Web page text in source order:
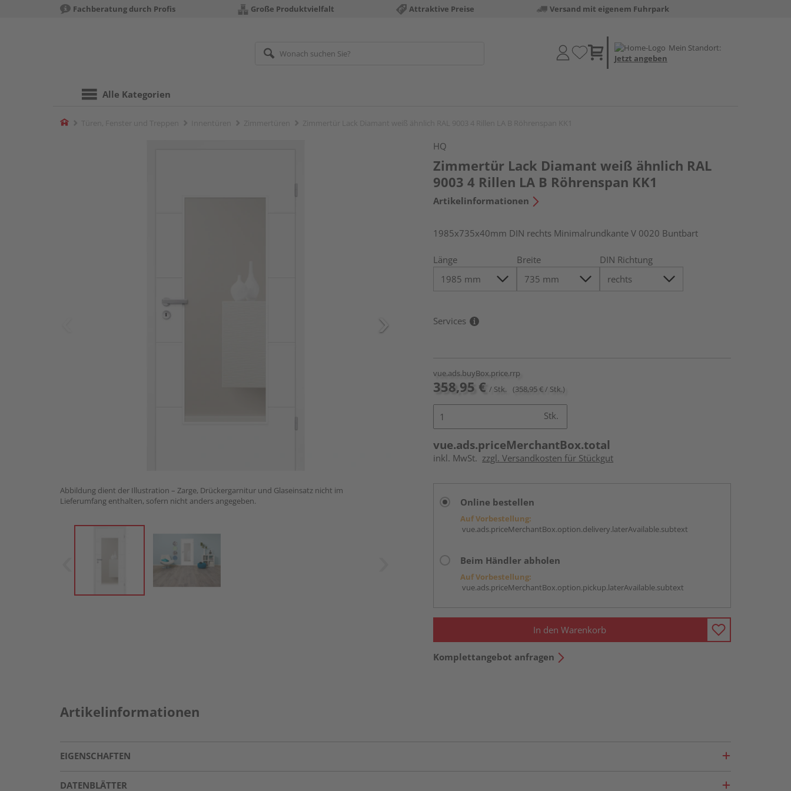
Fachberatung durch Profis Große Produktvielfalt Attraktive Preise Versand mit eigenem Fuhrpark
Mein Standort:
Jetzt angeben
Alle Kategorien
Home
Abbildung dient der Illustration – Zarge, Drückergarnitur und Glaseinsatz nicht im
Lieferumfang enthalten, sofern nicht anders angegeben.
HQ
Zimmertür Lack Diamant weiß ähnlich RAL
9003 4 Rillen LA B Röhrenspan KK1
Artikelinformationen
1985x735x40mm DIN rechts Minimalrundkante V 0020 Buntbart
Länge Breite DIN Richtung
Services
vue.ads.buyBox.price.rrp
358,95 € / Stk. (358,95 € / Stk.)
Stk.
vue.ads.priceMerchantBox.total
inkl. MwSt. zzgl. Versandkosten für Stückgut
Online bestellen
Auf Vorbestellung:
vue.ads.priceMerchantBox.option.delivery.laterAvailable.subtext
Beim Händler abholen
Auf Vorbestellung:
vue.ads.priceMerchantBox.option.pickup.laterAvailable.subtext
In den Warenkorb
Komplettangebot anfragen
Artikelinformationen
EIGENSCHAFTEN
DATENBLÄTTER